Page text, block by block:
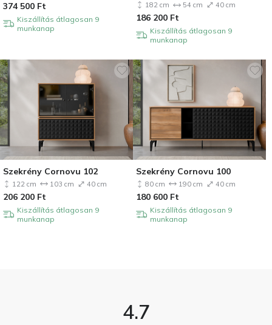
374 500 Ft
Kiszállítás átlagosan 9
munkanap
182 cm 54 cm 40 cm
186 200 Ft
Kiszállítás átlagosan 9
munkanap
Szekrény Cornovu 102
122 cm 103 cm 40 cm
206 200 Ft
Kiszállítás átlagosan 9
munkanap
Szekrény Cornovu 100
80 cm 190 cm 40 cm
180 600 Ft
Kiszállítás átlagosan 9
munkanap
4.7